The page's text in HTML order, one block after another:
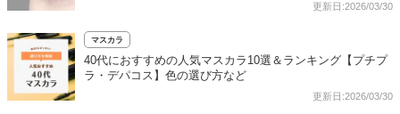
更新日:2026/03/30
マスカラ
40代におすすめの人気マスカラ10選＆ランキング【プチプ
ラ・デパコス】色の選び方など
更新日:2026/03/30